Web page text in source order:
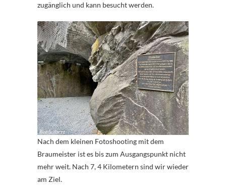
zugänglich und kann besucht werden.
Nach dem kleinen Fotoshooting mit dem
Braumeister ist es bis zum Ausgangspunkt nicht
mehr weit. Nach 7, 4 Kilometern sind wir wieder
am Ziel.